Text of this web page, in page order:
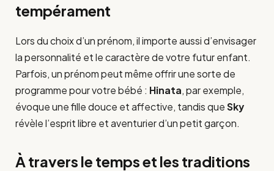
tempérament
Lors du choix d’un prénom, il importe aussi d’envisager
la personnalité et le caractère de votre futur enfant.
Parfois, un prénom peut même offrir une sorte de
programme pour votre bébé : Hinata, par exemple,
évoque une fille douce et affective, tandis queSky
révèle l’esprit libre et aventurier d’un petit garçon.
À travers le temps et les traditions